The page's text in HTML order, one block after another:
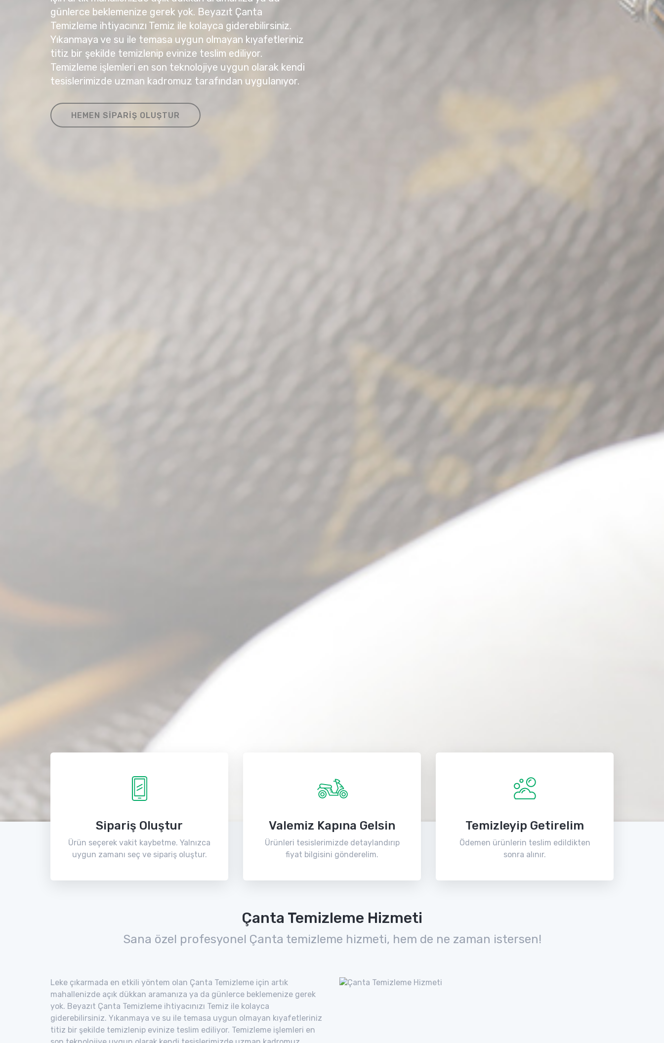
günlerce beklemenize gerek yok. Beyazıt Çanta
Temizleme ihtiyacınızı Temiz ile kolayca giderebilirsiniz.
Yıkanmaya ve su ile temasa uygun olmayan kıyafetleriniz
titiz bir şekilde temizlenip evinize teslim ediliyor.
Temizleme işlemleri en son teknolojiye uygun olarak kendi
tesislerimizde uzman kadromuz tarafından uygulanıyor.
HEMEN SIPARIŞ OLUŞTUR
Sipariş Oluştur
Ürün seçerek vakit kaybetme. Yalnızca
uygun zamanı seç ve sipariş oluştur.
Valemiz Kapına Gelsin
Ürünleri tesislerimizde detaylandırıp
fiyat bilgisini gönderelim.
Temizleyip Getirelim
Ödemen ürünlerin teslim edildikten
sonra alınır.
Çanta Temizleme Hizmeti
Sana özel profesyonel Çanta temizleme hizmeti, hem de ne zaman istersen!
Leke çıkarmada en etkili yöntem olan Çanta Temizleme için artık
mahallenizde açık dükkan aramanıza ya da günlerce beklemenize gerek
yok. Beyazıt Çanta Temizleme ihtiyacınızı Temiz ile kolayca
giderebilirsiniz. Yıkanmaya ve su ile temasa uygun olmayan kıyafetleriniz
titiz bir şekilde temizlenip evinize teslim ediliyor. Temizleme işlemleri en